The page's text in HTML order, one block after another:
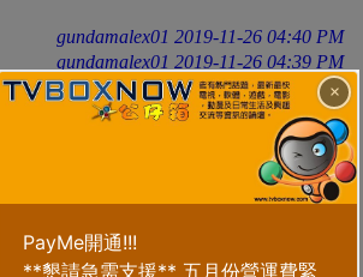
×
gundamalex01 2019-11-26 04:40 PM
gundamalex01 2019-11-26 04:39 PM
gundamalex01 2019-11-26 04:39 PM
gundamalex01 2019-10-28 07:28 AM
2019-10-11 07:41 AM
2019-10-11 07:40 AM